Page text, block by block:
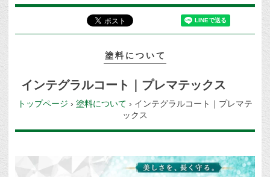
塗料について
インテグラルコート｜プレマテックス
トップページ › 塗料について › インテグラルコート｜プレマテ
ックス